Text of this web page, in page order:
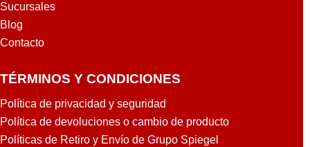
Sucursales
Blog
Contacto
TÉRMINOS Y CONDICIONES
Política de privacidad y seguridad
Política de devoluciones o cambio de producto
Políticas de Retiro y Envío de Grupo Spiegel